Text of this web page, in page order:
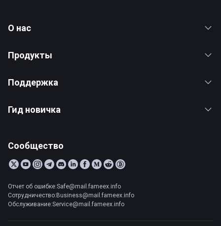
О нас
Продукты
Поддержка
Гид новичка
Сообщество
Отчет об ошибке:Safe@mail.fameex.info
Сотрудничество:Business@mail.fameex.info
Обслуживание:Service@mail.fameex.info